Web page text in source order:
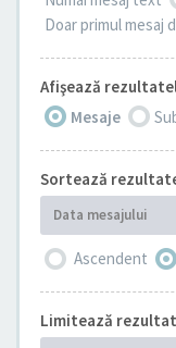
Doar primul mesaj
Afişează
Mesaje
Sortează
Data mesajului
Ascendent
Limitează